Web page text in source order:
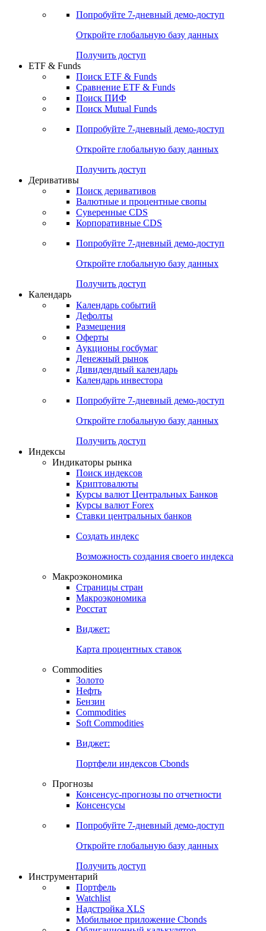
Попробуйте 7-дневный демо-доступ
Откройте глобальную базу данных
Получить доступ
ETF & Funds
Поиск ETF & Funds
Сравнение ETF & Funds
Поиск ПИФ
Поиск Mutual Funds
Попробуйте 7-дневный демо-доступ
Откройте глобальную базу данных
Получить доступ
Деривативы
Поиск деривативов
Валютные и процентные свопы
Суверенные CDS
Корпоративные CDS
Попробуйте 7-дневный демо-доступ
Откройте глобальную базу данных
Получить доступ
Календарь
Календарь событий
Дефолты
Размещения
Оферты
Аукционы госбумаг
Денежный рынок
Дивидендный календарь
Календарь инвестора
Попробуйте 7-дневный демо-доступ
Откройте глобальную базу данных
Получить доступ
Индексы
Индикаторы рынка
Поиск индексов
Криптовалюты
Курсы валют Центральных Банков
Курсы валют Forex
Ставки центральных банков
Создать индекс
Возможность создания своего индекса
Макроэкономика
Страницы стран
Макроэкономика
Росстат
Виджет:
Карта процентных ставок
Commodities
Золото
Нефть
Бензин
Commodities
Soft Commodities
Виджет:
Портфели индексов Cbonds
Прогнозы
Консенсус-прогнозы по отчетности
Консенсусы
Попробуйте 7-дневный демо-доступ
Откройте глобальную базу данных
Получить доступ
Инструментарий
Портфель
Watchlist
Надстройка XLS
Мобильное приложение Cbonds